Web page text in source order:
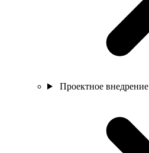
Проектное внедрение